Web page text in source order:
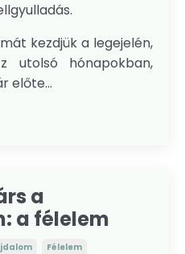
kezdjük a legejelén,
utolsó hónapokban,
előte...
a
a félelem
Félelem